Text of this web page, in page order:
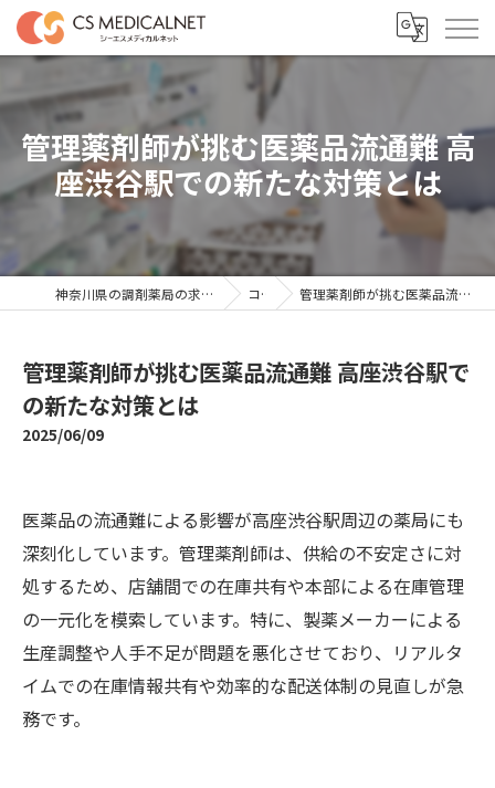
管理薬剤師が挑む医薬品流通難 高
座渋谷駅での新たな対策とは
神奈川県の調剤薬局の求人ならシーエスメディカルネット コラム 管理薬剤師が挑む医薬品流通難 高座渋谷駅での新たな対策とは
管理薬剤師が挑む医薬品流通難 高座渋谷駅で
の新たな対策とは
2025/06/09
医薬品の流通難による影響が高座渋谷駅周辺の薬局にも
深刻化しています。管理薬剤師は、供給の不安定さに対
処するため、店舗間での在庫共有や本部による在庫管理
の一元化を模索しています。特に、製薬メーカーによる
生産調整や人手不足が問題を悪化させており、リアルタ
イムでの在庫情報共有や効率的な配送体制の見直しが急
務です。